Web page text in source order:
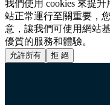
我們使用 cookies 來提
站正常運行至關重要，
意，讓我們可使用網站
優質的服務和體驗。
允許所有 拒 絕